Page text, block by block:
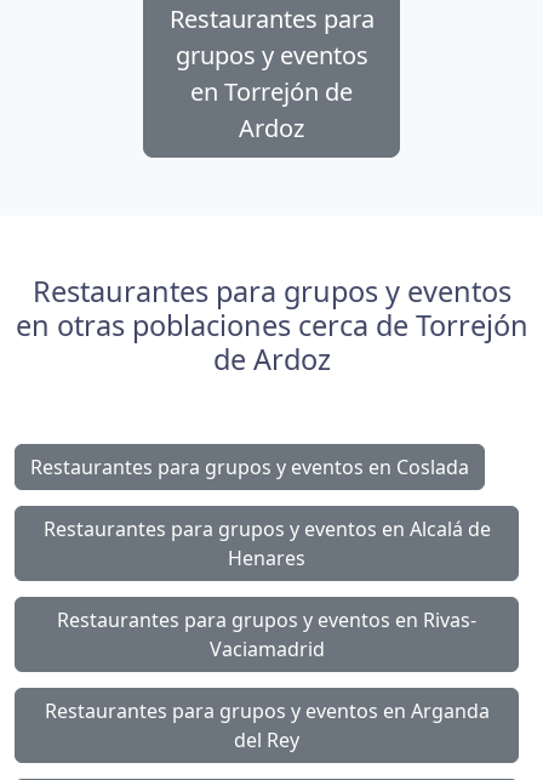
Restaurantes para
grupos y eventos
en Torrejón de
Ardoz
Restaurantes para grupos y eventos
en otras poblaciones cerca de Torrejón
de Ardoz
Restaurantes para grupos y eventos en Coslada
Restaurantes para grupos y eventos en Alcalá de
Henares
Restaurantes para grupos y eventos en Rivas-
Vaciamadrid
Restaurantes para grupos y eventos en Arganda
del Rey